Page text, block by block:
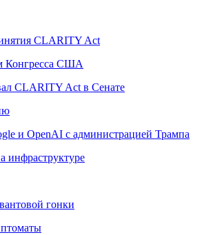
CLARITY Act
Конгресса США
CLARITY Act в Сенате
и OpenAI с администрацией Трампа
гонки